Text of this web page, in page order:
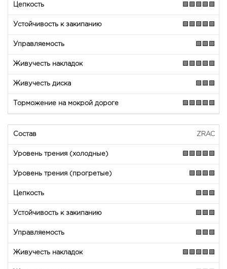
🟩🟩🟩🟩🟩
🟩🟩🟩🟩🟩
🟩🟩🟩
🟩🟩🟩🟩🟩
🟩🟩🟩
🟩🟩🟩🟩🟩
ZRAC
🟩🟩🟩🟩🟩
🟩🟩🟩🟩
🟩🟩🟩
🟩🟩🟩
🟩🟩🟩
🟩🟩🟩🟩🟩